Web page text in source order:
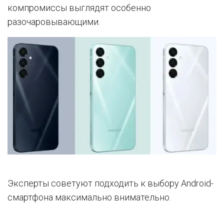
компромиссы выглядят особенно
разочаровывающими.
Эксперты советуют подходить к выбору Android-
смартфона максимально внимательно.